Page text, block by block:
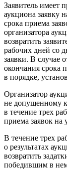
Заявитель имеет
аукциона заявку
срока приема
организатора
возвратить
рабочих дней со
заявки. В случае
окончания срока
в порядке,
Организатор
не допущенному
в течение трех
приема заявок на
В течение трех
о результатах
возвратить
победившим в